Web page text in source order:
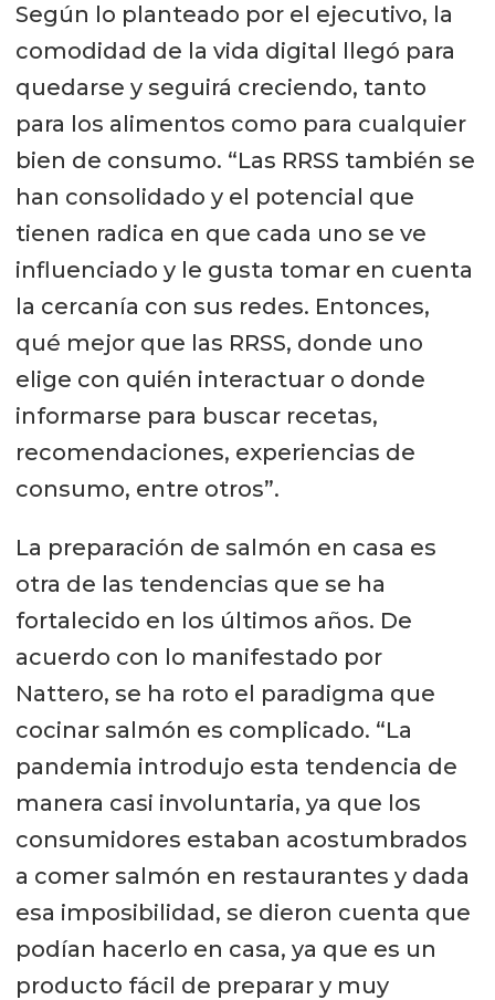
Esto significa 200 mil toneladas más
al año de consumo de salmón. Si
tienen una población de 332
millones de habitantes y por cada
100 grs más de salmón que
consuman, son 33 mil toneladas
adicionales que se requieren.
Imaginemos entonces el potencial
que tienen países como Japón,
China y Brasil, que no son mercados
pequeños, pero que 100 grs harían
una tremenda diferencia”,
puntualizó Gianfranco Nattero.
Según lo planteado por el ejecutivo, la
comodidad de la vida digital llegó para
quedarse y seguirá creciendo, tanto
para los alimentos como para cualquier
bien de consumo. “Las RRSS también se
han consolidado y el potencial que
tienen radica en que cada uno se ve
influenciado y le gusta tomar en cuenta
la cercanía con sus redes. Entonces,
qué mejor que las RRSS, donde uno
elige con quién interactuar o donde
informarse para buscar recetas,
recomendaciones, experiencias de
consumo, entre otros”.
La preparación de salmón en casa es
otra de las tendencias que se ha
fortalecido en los últimos años. De
acuerdo con lo manifestado por
Nattero, se ha roto el paradigma que
cocinar salmón es complicado. “La
pandemia introdujo esta tendencia de
manera casi involuntaria, ya que los
consumidores estaban acostumbrados
a comer salmón en restaurantes y dada
esa imposibilidad, se dieron cuenta que
podían hacerlo en casa, ya que es un
producto fácil de preparar y muy